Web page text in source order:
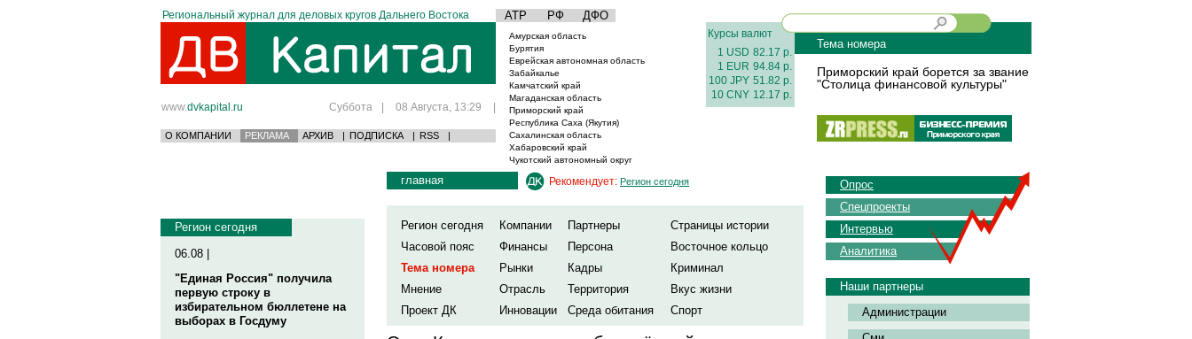
Региональный журнал для деловых кругов Дальнего Востока АТР РФ ДФО
www.dvkapital.ru Суббота | 08 Августа, 13:29 |
О КОМПАНИИ РЕКЛАМА АРХИВ | ПОДПИСКА | RSS |
Амурская область
Бурятия
Еврейская автономная область
Забайкалье
Камчатский край
Магаданская область
Приморский край
Республика Саха (Якутия)
Сахалинская область
Хабаровский край
Чукотский автономный округ
Курсы валют
1 USD 82.17 р.
1 EUR 94.84 р.
100 JPY 51.82 р.
10 CNY 12.17 р.
Тема номера
Приморский край борется за звание
"Столица финансовой культуры"
Регион сегодня
06.08 |
"Единая Россия" получила
первую строку в
избирательном бюллетене на
выборах в Госдуму
главная Рекомендует: Регион сегодня
Регион сегодня Компании Партнеры
Страницы истории
Часовой пояс
Финансы Персона
Восточное кольцо
Тема номера
Рынки Кадры
Криминал
Мнение
Отрасль Территория
Вкус жизни
Проект ДК
Инновации Среда обитания Спорт
Опрос
Спецпроекты
Интервью
Аналитика
Наши партнеры
Администрации